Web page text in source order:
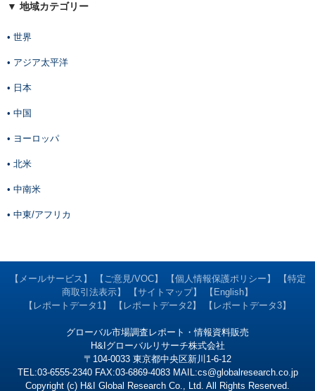
▼ 地域カテゴリー
• 世界
• アジア太平洋
• 日本
• 中国
• ヨーロッパ
• 北米
• 中南米
• 中東/アフリカ
【メールサービス】 【ご意見/VOC】 【個人情報保護ポリシー】
【特定
商取引法表示】
【サイトマップ】
【English】
【レポートデータ1】
【レポートデータ2】 【レポートデータ3】
グローバル市場調査レポート・情報資料販売
H&Iグローバルリサーチ株式会社
〒104-0033 東京都中央区新川1-6-12
TEL:03-6555-2340 FAX:03-6869-4083 MAIL:cs@globalresearch.co.jp
Copyright (c) H&I Global Research Co., Ltd. All Rights Reserved.